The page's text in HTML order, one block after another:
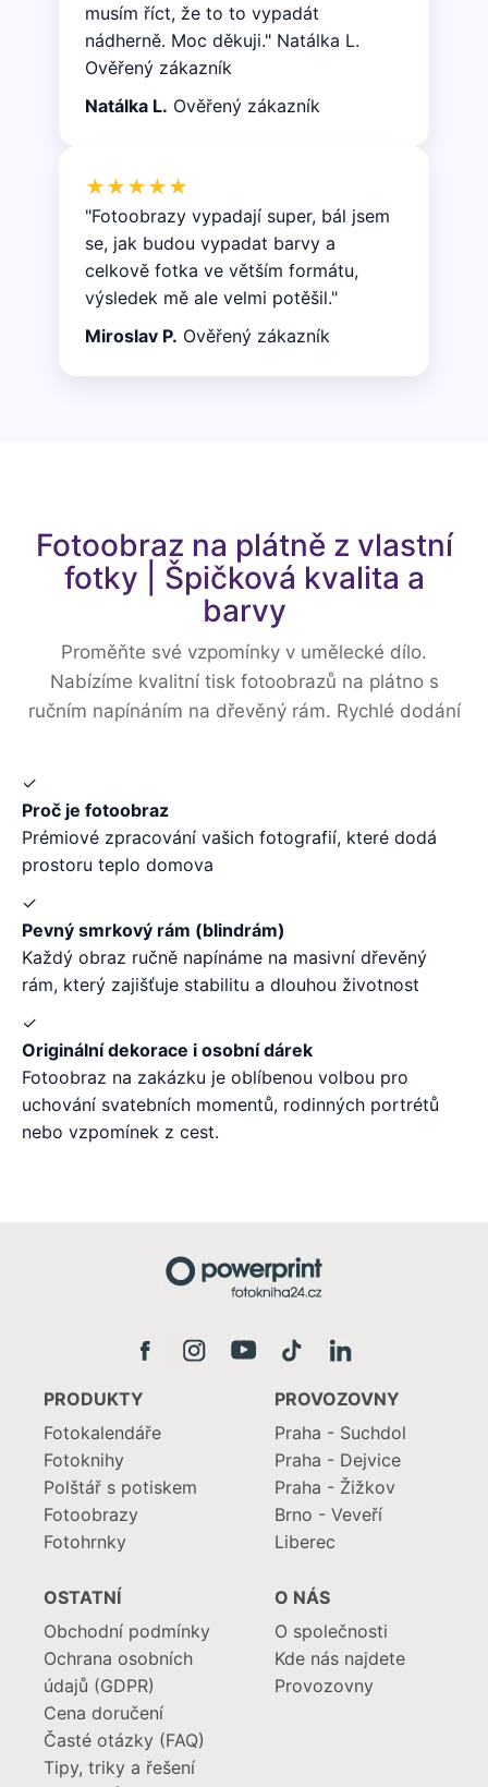
musím říct, že to to vypadát
nádherně. Moc děkuji." Natálka L.
Ověřený zákazník
Natálka L. Ověřený zákazník
★★★★★
"Fotoobrazy vypadají super, bál jsem
se, jak budou vypadat barvy a
celkově fotka ve větším formátu,
výsledek mě ale velmi potěšil."
Miroslav P. Ověřený zákazník
Fotoobraz na plátně z vlastní
fotky | Špičková kvalita a
barvy
Proměňte své vzpomínky v umělecké dílo.
Nabízíme kvalitní tisk fotoobrazů na plátno s
ručním napínáním na dřevěný rám. Rychlé dodání
✓
Proč je fotoobraz
Prémiové zpracování vašich fotografií, které dodá
prostoru teplo domova
✓
Pevný smrkový rám (blindrám)
Každý obraz ručně napínáme na masivní dřevěný
rám, který zajišťuje stabilitu a dlouhou životnost
✓
Originální dekorace i osobní dárek
Fotoobraz na zakázku je oblíbenou volbou pro
uchování svatebních momentů, rodinných portrétů
nebo vzpomínek z cest.
PRODUKTY
Fotokalendáře
Fotoknihy
Polštář s potiskem
Fotoobrazy
Fotohrnky
PROVOZOVNY
Praha - Suchdol
Praha - Dejvice
Praha - Žižkov
Brno - Veveří
Liberec
OSTATNÍ
Obchodní podmínky
Ochrana osobních
údajů (GDPR)
Cena doručení
Časté otázky (FAQ)
Tipy, triky a řešení
O NÁS
O společnosti
Kde nás najdete
Provozovny